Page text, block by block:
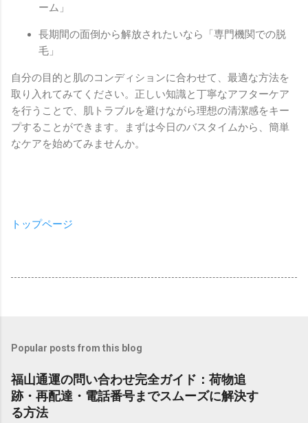
ーム」
長期間の面倒から解放されたいなら「専門機関での脱
毛」
自分の目的と肌のコンディションに合わせて、最適な方法を
取り入れてみてください。正しい知識と丁寧なアフターケア
を行うことで、肌トラブルを避けながら理想の清潔感をキー
プすることができます。まずは今日のバスタイムから、簡単
なケアを始めてみませんか。
トップページ
Popular posts from this blog
福山通運の問い合わせ完全ガイド：荷物追
跡・再配達・電話番号までスムーズに解決す
る方法